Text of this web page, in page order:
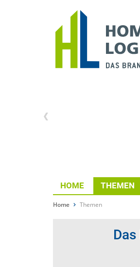
HOME THEMEN
Home Themen